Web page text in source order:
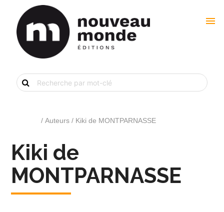
menu
Recherche
de
livre
/ Auteurs / Kiki de MONTPARNASSE
Kiki de
MONTPARNASSE